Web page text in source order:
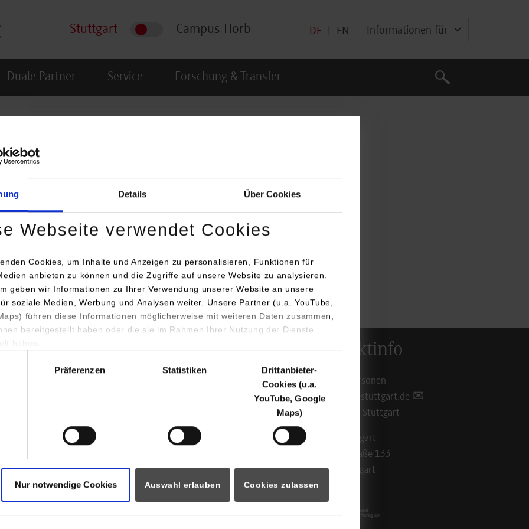
Details Über Cookies
Webseite verwendet Cookies
Cookies, um Inhalte und Anzeigen zu personalisieren, Funktionen für
anbieten zu können und die Zugriffe auf unsere Website zu analysieren.
geben wir Informationen zu Ihrer Verwendung unserer Website an unsere
soziale Medien, Werbung und Analysen weiter. Unsere Partner (u.a. YouTube,
führen diese Informationen möglicherweise mit weiteren Daten zusammen,
bereitgestellt haben oder die sie im Rahmen Ihrer Nutzung der Dienste
Präferenzen Statistiken
Drittanbieter-
Cookies (u.a.
YouTube, Google
Maps)
Nur notwendige Cookies Auswahl erlauben Cookies zulassen
Stuttgart Campus Horb DE EN Informationen für
Duale Partner Service Forschung & Transfer
Suche
Suche
- Studienrichtung
für
Visitors
Portale
Intranet / Sharepoint
Kontaktinfo
Ansprechpersonen
info@dhbw-stuttgart.de
Standorte in Stuttgart
DHBW Stuttgart
Rotebühlstraße 133
70197 Stuttgart